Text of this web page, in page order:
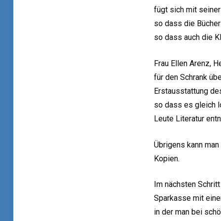
fügt sich mit
so dass die
so dass auch die
Frau Ellen Arenz,
für den Schrank
Erstausstattung
so dass es gleich
Leute Literatur
Übrigens kann
Kopien.
Im nächsten
Sparkasse mit
in der man bei